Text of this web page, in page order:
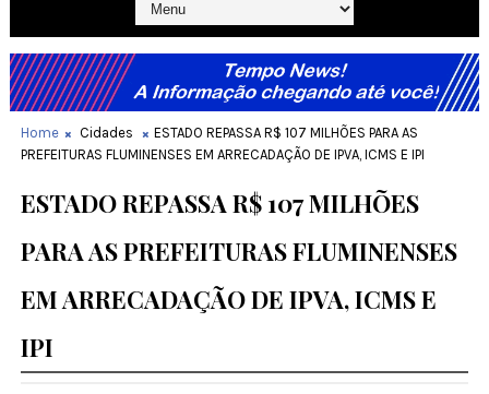
Home Cidades
ESTADO REPASSA R$ 107 MILHÕES PARA AS
PREFEITURAS FLUMINENSES EM ARRECADAÇÃO DE IPVA, ICMS E IPI
ESTADO REPASSA R$ 107 MILHÕES
PARA AS PREFEITURAS FLUMINENSES
EM ARRECADAÇÃO DE IPVA, ICMS E
IPI